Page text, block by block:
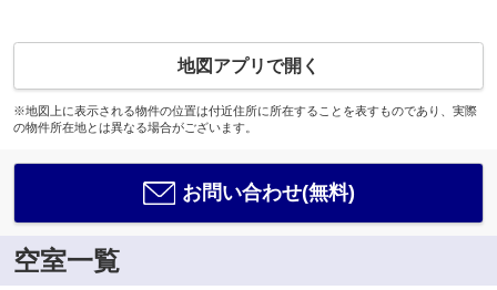
地図アプリで開く
※地図上に表示される物件の位置は付近住所に所在することを表すものであり、実際
の物件所在地とは異なる場合がございます。
お問い合わせ(無料)
空室一覧